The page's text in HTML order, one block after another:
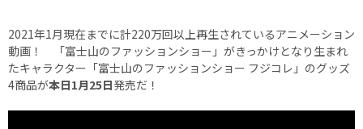
2021年1月現在までに計220万回以上再生されているアニメーション
動画！ 「富士山のファッションショー」がきっかけとなり生まれ
たキャラクター「富士山のファッションショー フジコレ」のグッズ
4商品が本日1月25日発売だ！